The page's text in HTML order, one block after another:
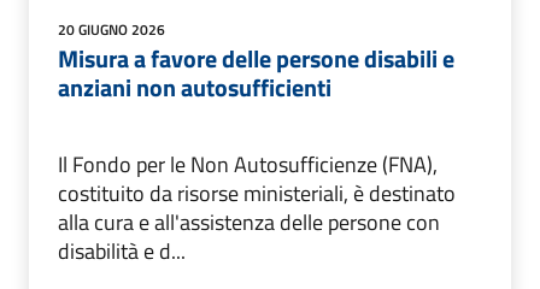
20 GIUGNO 2026
Misura a favore delle persone disabili e
anziani non autosufficienti
Il Fondo per le Non Autosufficienze (FNA),
costituito da risorse ministeriali, è destinato
alla cura e all'assistenza delle persone con
disabilità e d...